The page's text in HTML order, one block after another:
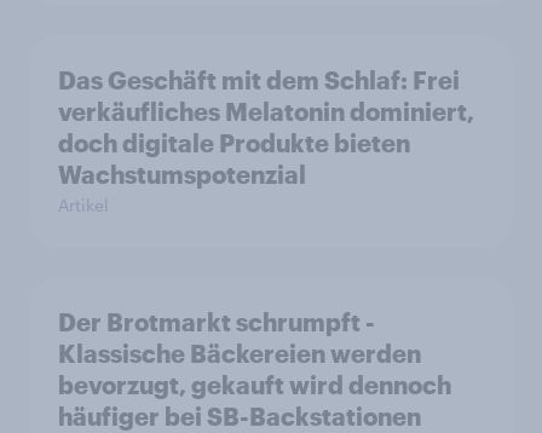
Das Geschäft mit dem Schlaf: Frei
verkäufliches Melatonin dominiert,
doch digitale Produkte bieten
Wachstumspotenzial
Artikel
Der Brotmarkt schrumpft -
Klassische Bäckereien werden
bevorzugt, gekauft wird dennoch
häufiger bei SB-Backstationen